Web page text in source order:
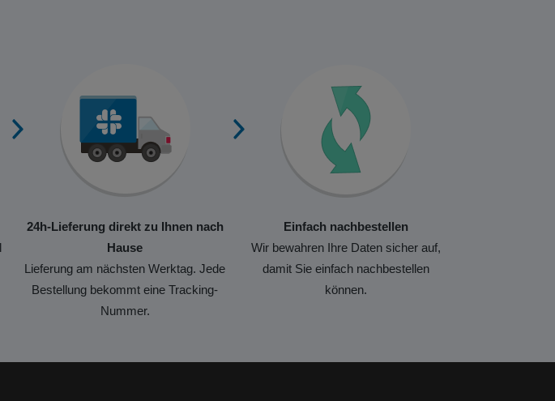
24h-Lieferung direkt zu Ihnen nach
Hause
Lieferung am nächsten Werktag. Jede
Bestellung bekommt eine Tracking-
Nummer.
Einfach nachbestellen
Wir bewahren Ihre Daten sicher auf,
damit Sie einfach nachbestellen
können.